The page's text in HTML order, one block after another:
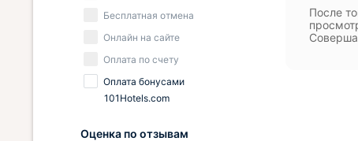
После
Бесплатная отмена
Онлайн на сайте
Оплата по счету
Оплата бонусами
101Hotels.com
Оценка по отзывам